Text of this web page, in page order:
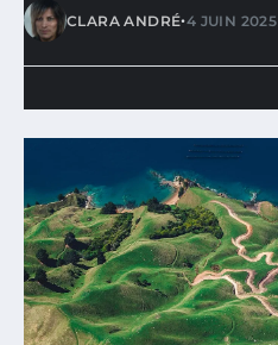
CLARA ANDRÉ•4 JUIN 2025